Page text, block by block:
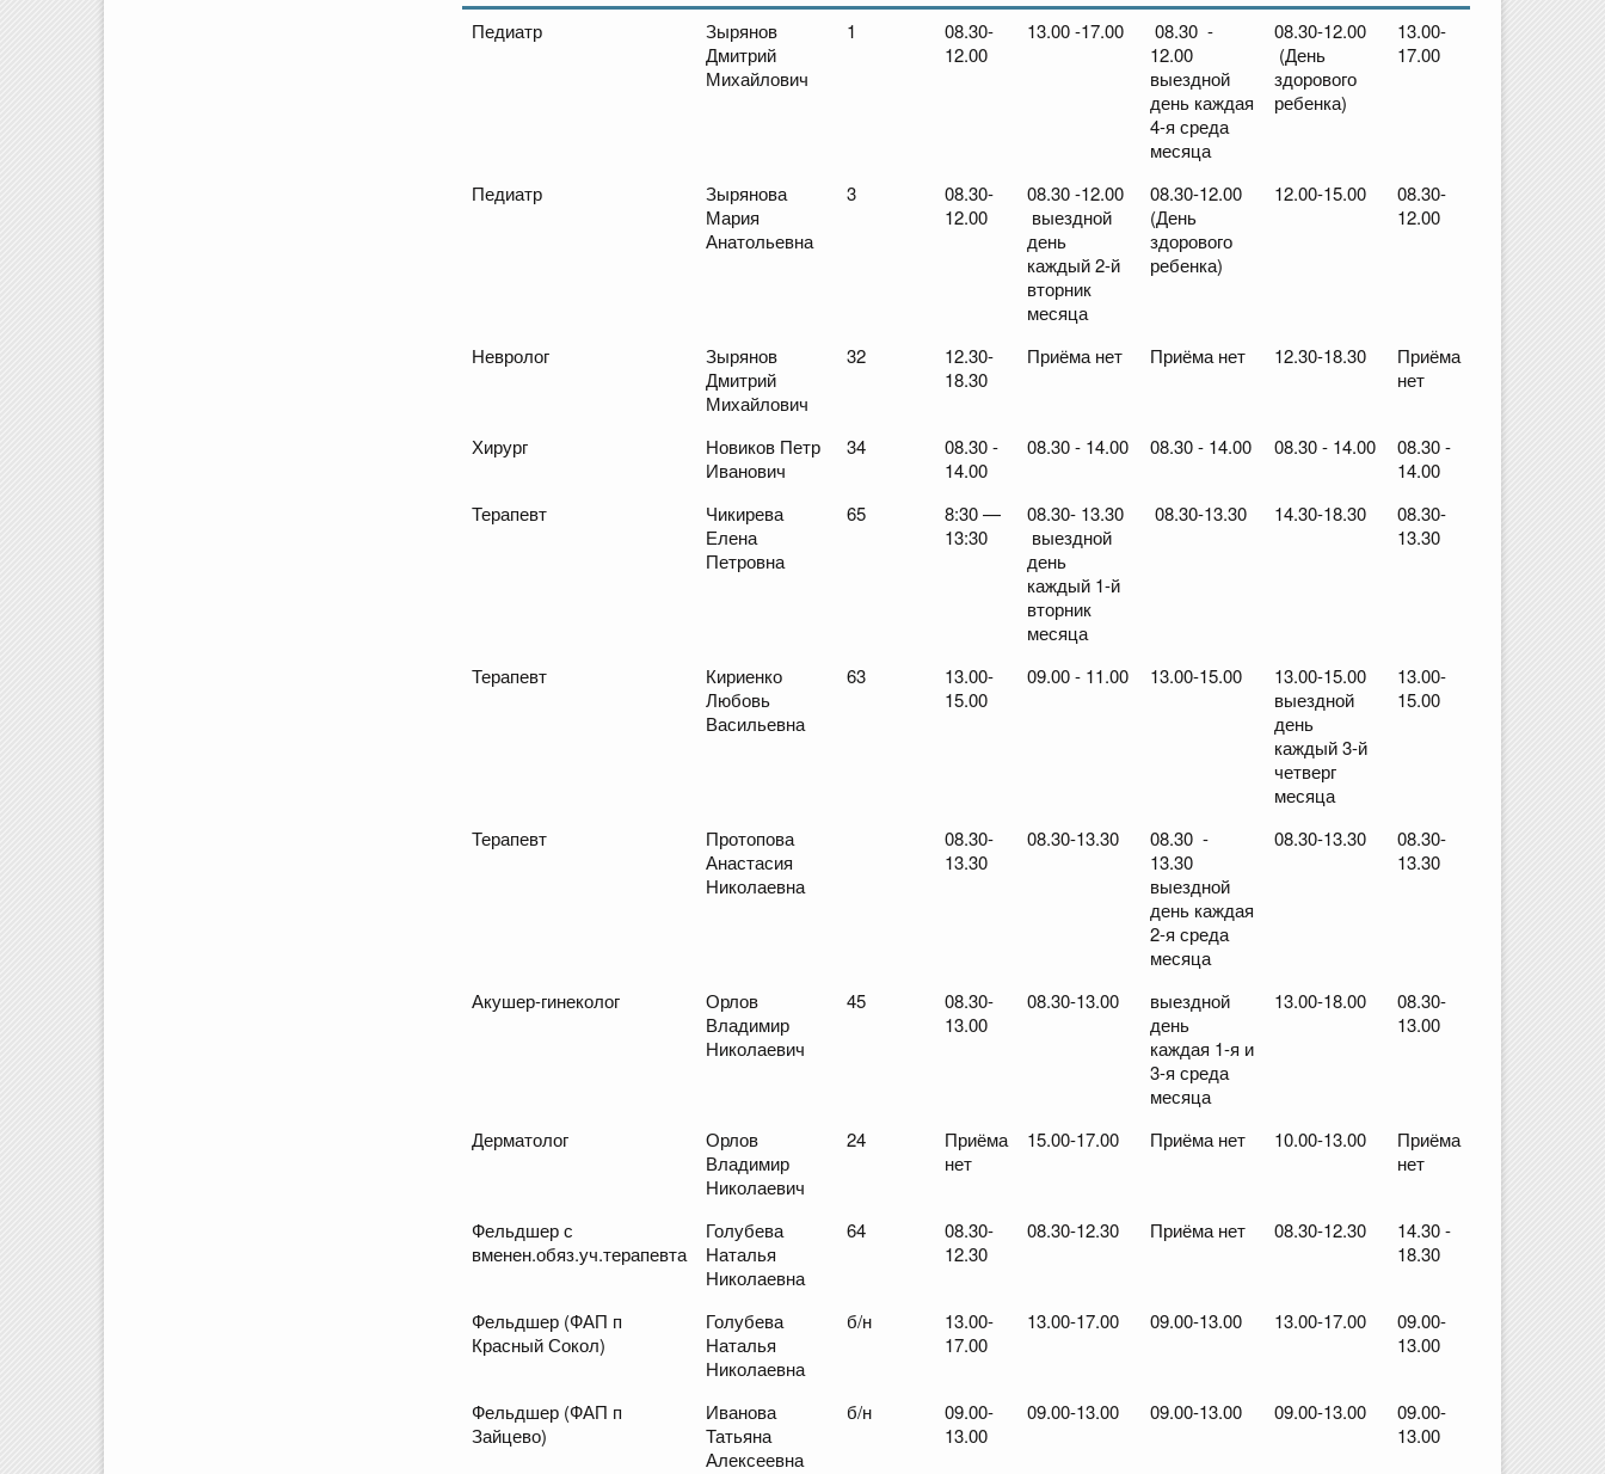
Педиатр
Зырянов
Дмитрий
Михайлович
1
08.30-
12.00
13.00 -17.00
08.30 -
12.00
выездной
день каждая
4-я среда
месяца
08.30-12.00
(День
здорового
ребенка)
13.00-
17.00
Педиатр
Зырянова
Мария
Анатольевна
3
08.30-
12.00
08.30 -12.00
выездной
день
каждый 2-й
вторник
месяца
08.30-12.00
(День
здорового
ребенка)
12.00-15.00
08.30-
12.00
Невролог
Зырянов
Дмитрий
Михайлович
32
12.30-
18.30
Приёма нет Приёма нет 12.30-18.30
Приёма
нет
Хирург
Новиков Петр
Иванович
34
08.30 -
14.00
08.30 - 14.00 08.30 - 14.00 08.30 - 14.00
08.30 -
14.00
Терапевт
Чикирева
Елена
Петровна
65
8:30 —
13:30
08.30- 13.30
выездной
день
каждый 1-й
вторник
месяца
08.30-13.30 14.30-18.30
08.30-
13.30
Терапевт
Кириенко
Любовь
Васильевна
63
13.00-
15.00
09.00 - 11.00 13.00-15.00
13.00-15.00
выездной
день
каждый 3-й
четверг
месяца
13.00-
15.00
Терапевт
Протопова
Анастасия
Николаевна
08.30-
13.30
08.30-13.30
08.30 -
13.30
выездной
день каждая
2-я среда
месяца
08.30-13.30
08.30-
13.30
Акушер-гинеколог
Орлов
Владимир
Николаевич
45
08.30-
13.00
08.30-13.00
выездной
день
каждая 1-я и
3-я среда
месяца
13.00-18.00
08.30-
13.00
Дерматолог
Орлов
Владимир
Николаевич
24
Приёма
нет
15.00-17.00 Приёма нет 10.00-13.00
Приёма
нет
Фельдшер с
вменен.обяз.уч.терапевта
Голубева
Наталья
Николаевна
64
08.30-
12.30
08.30-12.30 Приёма нет 08.30-12.30
14.30 -
18.30
Фельдшер (ФАП п
Красный Сокол)
Голубева
Наталья
Николаевна
б/н
13.00-
17.00
13.00-17.00 09.00-13.00 13.00-17.00
09.00-
13.00
Фельдшер (ФАП п
Зайцево)
Иванова
Татьяна
Алексеевна
б/н
09.00-
13.00
09.00-13.00 09.00-13.00 09.00-13.00
09.00-
13.00